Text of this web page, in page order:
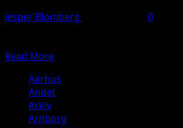
Jesper Blomberg
0
Read MoreRead
about
Bil
Brand.
Aarhus
Andet
Arkiv
Arnborg